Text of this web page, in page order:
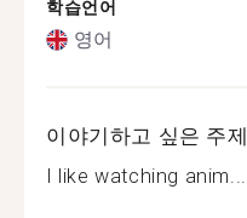
학습언어
영어
이야기하고 싶은 주제
I like watching anim...